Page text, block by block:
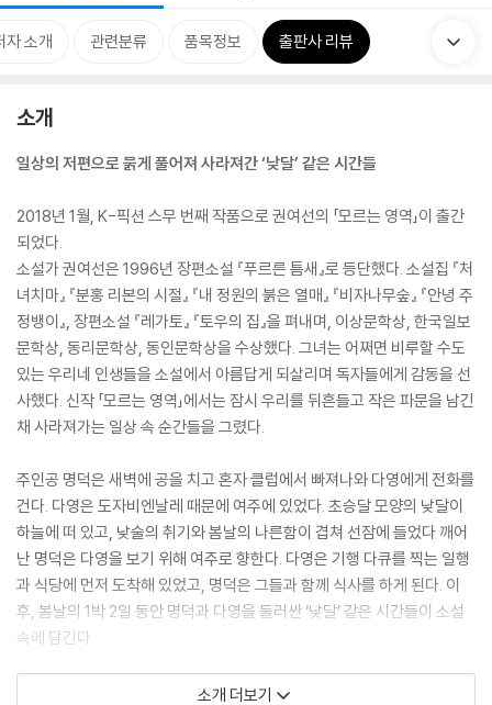
자 소개 관련분류 품목정보 출판사 리뷰
소개
일상의 저편으로 묽게 풀어져 사라져간 ‘낮달’ 같은 시간들
2018년 1월, K-픽션 스무 번째 작품으로 권여선의 「모르는 영역」이 출간
되었다.
소설가 권여선은 1996년 장편소설 『푸르른 틈새』로 등단했다. 소설집 『처
녀치마』 『분홍 리본의 시절』 『내 정원의 붉은 열매』 『비자나무숲』 『안녕 주
정뱅이』, 장편소설 『레가토』 『토우의 집』을 펴내며, 이상문학상, 한국일보
문학상, 동리문학상, 동인문학상을 수상했다. 그녀는 어쩌면 비루할 수도
있는 우리네 인생들을 소설에서 아름답게 되살리며 독자들에게 감동을 선
사했다. 신작 「모르는 영역」에서는 잠시 우리를 뒤흔들고 작은 파문을 남긴
채 사라져가는 일상 속 순간들을 그렸다.
주인공 명덕은 새벽에 공을 치고 혼자 클럽에서 빠져나와 다영에게 전화를
건다. 다영은 도자비엔날레 때문에 여주에 있었다. 초승달 모양의 낮달이
하늘에 떠 있고, 낮술의 취기와 봄날의 나른함이 겹쳐 선잠에 들었다 깨어
난 명덕은 다영을 보기 위해 여주로 향한다. 다영은 기행 다큐를 찍는 일행
과 식당에 먼저 도착해 있었고, 명덕은 그들과 함께 식사를 하게 된다. 이
후, 봄날의 1박 2일 동안 명덕과 다영을 둘러싼 ‘낮달’ 같은 시간들이 소설
속에 담긴다.
정홍수 문학평론가는 “소설은 아내의 죽음 후 더 소원해진 부녀의 관계를
소개 더보기